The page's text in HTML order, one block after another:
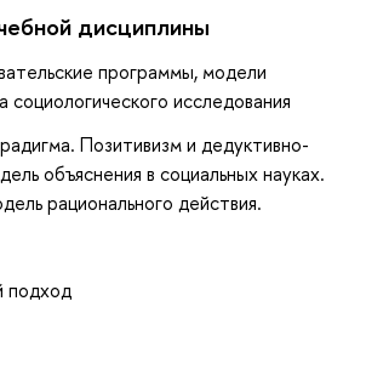
дисциплины
программы, модели
социологического исследования
Позитивизм и дедуктивно-
объяснения в социальных науках.
рационального действия.
подход